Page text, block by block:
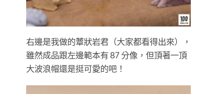
右邊是我做的蕈狀岩君（大家都看得出來），
雖然成品跟左邊範本有 87 分像，但頂著一頂
大波浪帽還是挺可愛的吧！